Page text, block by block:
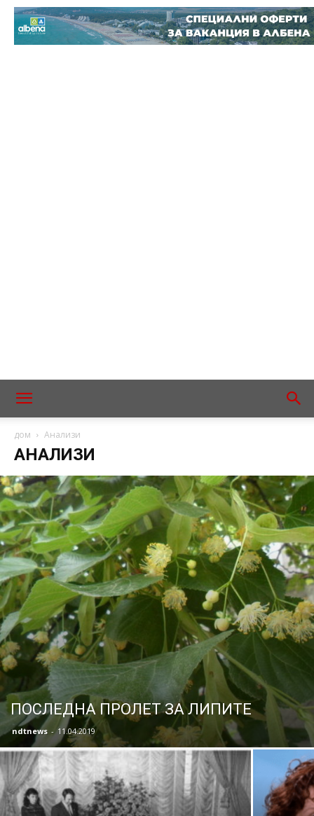
дом Анализи
АНАЛИЗИ
ПОСЛЕДНА ПРОЛЕТ ЗА ЛИПИТЕ
ndtnews - 11.04.2019